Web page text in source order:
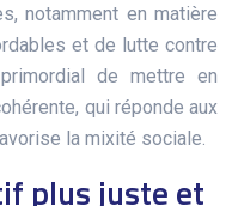
notamment en matière
et de lutte contre
de mettre en
qui réponde aux
la mixité sociale.
plus juste et